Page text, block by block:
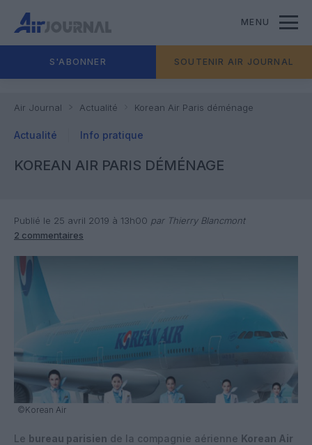
MENU
S'ABONNER SOUTENIR AIR JOURNAL
Air Journal Actualité Korean Air Paris déménage
Actualité Info pratique
KOREAN AIR PARIS DÉMÉNAGE
Publié le 25 avril 2019 à 13h00 par Thierry Blancmont
2 commentaires
©Korean Air
Le bureau parisien de la compagnie aérienne Korean Air